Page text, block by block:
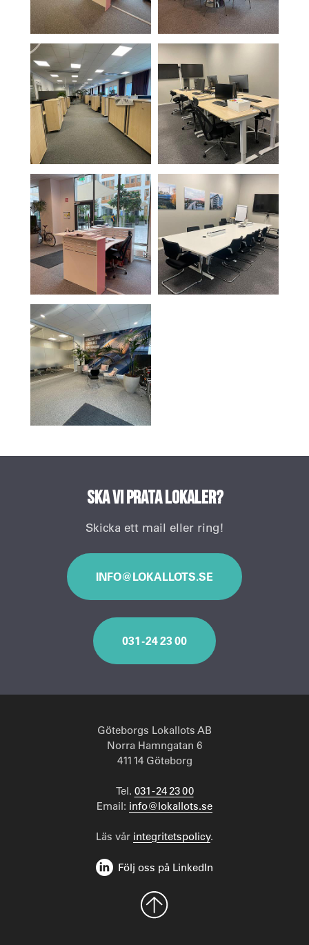
Ska vi prata lokaler?
Skicka ett mail eller ring!
INFO@LOKALLOTS.SE
031 - 24 23 00
Göteborgs Lokallots AB
Norra Hamngatan 6
411 14 Göteborg
Tel. 031 - 24 23 00
Email: info@lokallots.se
Läs vår integritetspolicy.
Följ oss på LinkedIn